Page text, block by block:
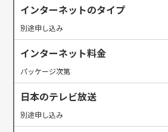
インターネットのタイプ
別途申し込み
インターネット料金
パッケージ次第
日本のテレビ放送
別途申し込み